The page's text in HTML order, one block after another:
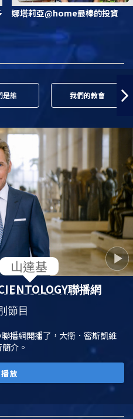
娜塔莉亞@home最棒的投資
是誰 我們的教會
聯播網
節目
播網開播了，大衛．密斯凱維
介。
播放